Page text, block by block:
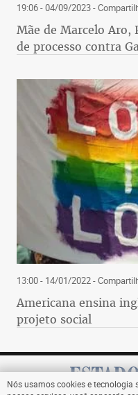
19:06 - 04/09/2023-
Mãe de Marcelo Aro,
de processo contra
13:00 - 14/01/2022-
Americana ensina
projeto social
Nós usamos cookies e tecnologia